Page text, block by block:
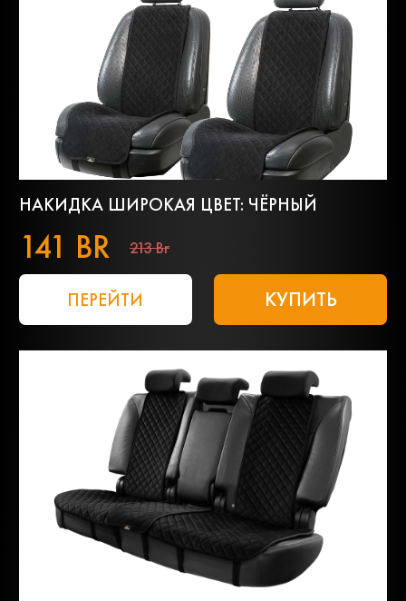
НАКИДКА ШИРОКАЯ ЦВЕТ: ЧЁРНЫЙ
141 BR 213 Br
ПЕРЕЙТИ КУПИТЬ